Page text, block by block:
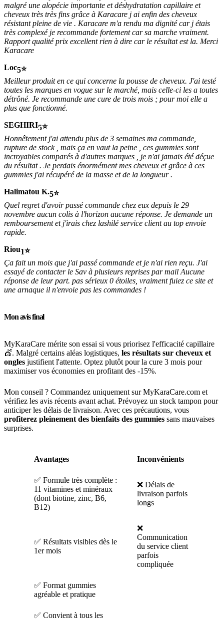
malgré une alopécie importante et déshydratation capillaire et
cheveux très très fins grâce à Karacare j ai enfin des cheveux
résistant pleine de vie . Karacare m'a rendu ma dignité car j étais
très complexé je recommande fortement car sa marche vraiment.
Rapport qualité prix excellent rien à dire car le résultat est la. Merci
Karacare
Loc5
Meilleur produit en ce qui concerne la pousse de cheveux. J'ai testé
toutes les marques en vogue sur le marché, mais celle-ci les a toutes
détrôné. Je recommande une cure de trois mois ; pour moi elle a
plus que fonctionné.
SEGHIRI5
Honnêtement j'ai attendu plus de 3 semaines ma commande,
rupture de stock , mais ça en vaut la peine , ces gummies sont
incroyables comparés à d'autres marques , je n'ai jamais été déçue
du résultat . Je perdais énormément mes cheveux et grâce à ces
gummies j'ai récupéré de la masse et de la longueur .
Halimatou K.5
Quel regret d'avoir passé commande chez eux depuis le 29
novembre aucun colis à l'horizon aucune réponse. Je demande un
remboursement et j'irais chez lashilé service client au top envoie
rapide.
Riou1
Ça fait un mois que j'ai passé commande et je n'ai rien reçu. J'ai
essayé de contacter le Sav à plusieurs reprises par mail Aucune
réponse de leur part. pas sérieux 0 étoiles, vraiment fuiez ce site et
une arnaque il n'envoie pas les commandes !
Mon avis final
MyKaraCare mérite son essai si vous priorisez l'efficacité capillaire
💇. Malgré certains aléas logistiques, les résultats sur cheveux et
ongles justifient l'attente. Optez plutôt pour la cure 3 mois pour
maximiser vos économies en profitant des -15%.
Mon conseil ? Commandez uniquement sur MyKaraCare.com et
vérifiez les avis récents avant achat. Prévoyez un stock tampon pour
anticiper les délais de livraison. Avec ces précautions, vous
profiterez pleinement des bienfaits des gummies sans mauvaises
surprises.
Avantages Inconvénients
✅ Formule très complète :
11 vitamines et minéraux
(dont biotine, zinc, B6,
B12)
❌ Délais de
livraison parfois
longs
✅ Résultats visibles dès le
1er mois
❌
Communication
du service client
parfois
compliquée
✅ Format gummies
agréable et pratique
✅ Convient à tous les